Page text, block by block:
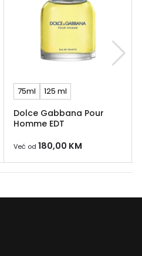
75ml 125 ml
Dolce Gabbana Pour
Homme EDT
Već od 180,00 KM